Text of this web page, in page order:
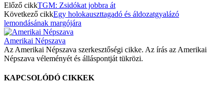
Előző cikkTGM: Zsidókat jobbra át
Következő cikkEgy holokauszttagadó és áldozatgyalázó
lemondásának margójára
Amerikai Népszava
Az Amerikai Népszava szerkesztőségi cikke. Az írás az Amerikai
Népszava véleményét és álláspontját tükrözi.
KAPCSOLÓDÓ CIKKEK